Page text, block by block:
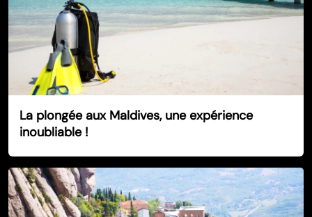
La plongée aux Maldives, une expérience
inoubliable !